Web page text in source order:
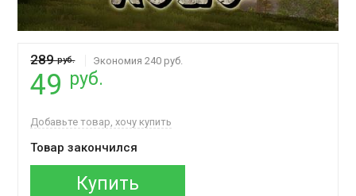
289руб. Экономия 240 руб.
49 руб.
Добавьте товар, хочу купить
Товар закончился
Купить